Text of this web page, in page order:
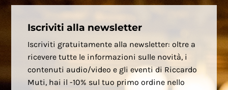
Iscriviti alla newsletter
Iscriviti gratuitamente alla newsletter: oltre a
ricevere tutte le informazioni sulle novità, i
contenuti audio/video e gli eventi di Riccardo
Muti, hai il -10% sul tuo primo ordine nello